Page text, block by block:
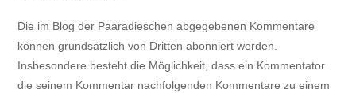
Die im Blog der Paaradieschen abgegebenen Kommentare
können grundsätzlich von Dritten abonniert werden.
Insbesondere besteht die Möglichkeit, dass ein Kommentator
die seinem Kommentar nachfolgenden Kommentare zu einem